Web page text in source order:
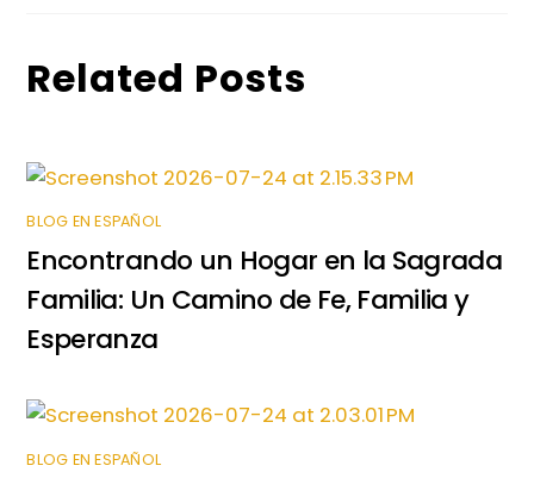
k
Related Posts
BLOG EN ESPAÑOL
Encontrando un Hogar en la Sagrada
Familia: Un Camino de Fe, Familia y
Esperanza
BLOG EN ESPAÑOL